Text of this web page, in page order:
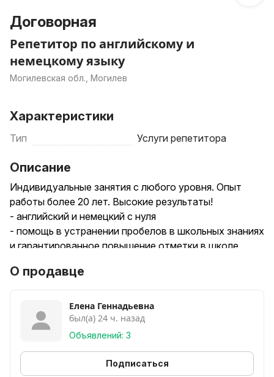
Договорная
Репетитор по английскому и
немецкому языку
Могилевская обл., Могилев
Характеристики
Тип Услуги репетитора
Описание
Индивидуальные занятия с любого уровня. Опыт
работы более 20 лет. Высокие результаты!
- английский и немецкий с нуля
- помощь в устранении пробелов в школьных знаниях
и гарантированное повышение отметки в школе
- разговорный английский
- подбор программы исходя из потребностей и
запроса ученика
- использование современных языковых пособий
- подготовка к экзаменам Goethe, TELC и др
Только онлайн занятия!!!
О продавце
Елена Геннадьевна
был(а) 24 ч. назад
Объявлений: 3
Подписаться